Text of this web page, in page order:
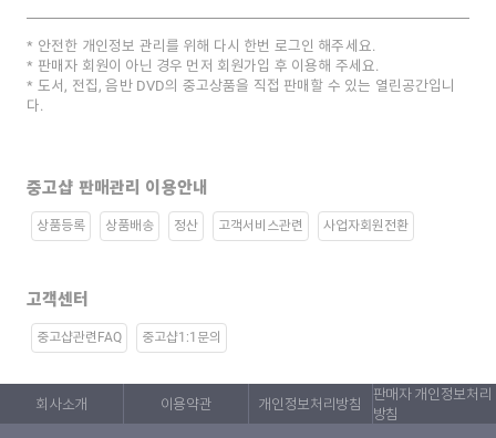
안전한 개인정보 관리를 위해 다시 한번 로그인 해주세요.
판매자 회원이 아닌 경우 먼저 회원가입 후 이용해 주세요.
도서, 전집, 음반 DVD의 중고상품을 직접 판매할 수 있는 열린공간입니
다.
중고샵 판매관리 이용안내
상품등록 상품배송 정산 고객서비스관련 사업자회원전환
고객센터
중고샵관련FAQ 중고샵1:1문의
회사소개 이용약관 개인정보처리방침
판매자 개인정보처리
방침